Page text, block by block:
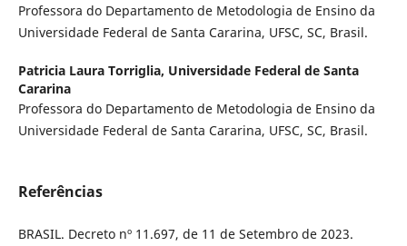
Professora do Departamento de Metodologia de Ensino da
Universidade Federal de Santa Cararina, UFSC, SC, Brasil.
Patricia Laura Torriglia, Universidade Federal de Santa
Cararina
Professora do Departamento de Metodologia de Ensino da
Universidade Federal de Santa Cararina, UFSC, SC, Brasil.
Referências
BRASIL. Decreto nº 11.697, de 11 de Setembro de 2023.